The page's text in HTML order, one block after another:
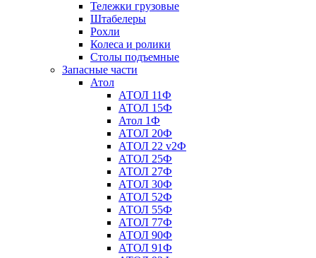
Тележки грузовые
Штабелеры
Рохли
Колеса и ролики
Столы подъемные
Запасные части
Атол
АТОЛ 11Ф
АТОЛ 15Ф
Атол 1Ф
АТОЛ 20Ф
АТОЛ 22 v2Ф
АТОЛ 25Ф
АТОЛ 27Ф
АТОЛ 30Ф
АТОЛ 52Ф
АТОЛ 55Ф
АТОЛ 77Ф
АТОЛ 90Ф
АТОЛ 91Ф